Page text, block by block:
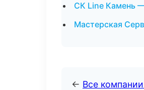
СК Line Камень
Мастерская
← Все